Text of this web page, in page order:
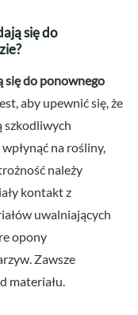
się do
się do ponownego
aby upewnić się, że
szkodliwych
na rośliny,
należy
kontakt z
uwalniających
opony
Zawsze
materiału.